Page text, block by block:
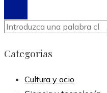
Categorias
Cultura y ocio